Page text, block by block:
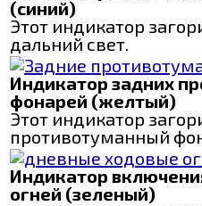
(синий)
Этот индикатор
дальний свет.
Индикатор задних
фонарей (желтый)
Этот индикатор
противотуманный
Индикатор
огней (зеленый)